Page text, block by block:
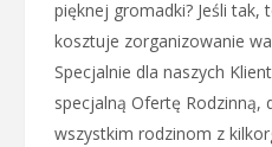
pięknej gromadki? Jeśli tak,
kosztuje zorganizowanie
Specjalnie dla naszych
specjalną Ofertę Rodzinną,
wszystkim rodzinom z